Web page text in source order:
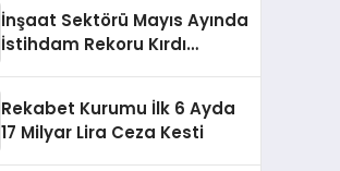
İnşaat Sektörü Mayıs Ayında
İstihdam Rekoru Kırdı
Rekabet Kurumu İlk 6 Ayda
17 Milyar Lira Ceza Kesti